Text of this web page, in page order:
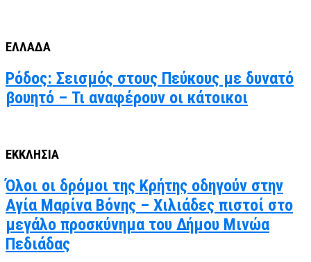
ΕΛΛΑΔΑ
Ρόδος: Σεισμός στους Πεύκους με δυνατό
βουητό – Τι αναφέρουν οι κάτοικοι
ΕΚΚΛΗΣΙΑ
Όλοι οι δρόμοι της Κρήτης οδηγούν στην
Αγία Μαρίνα Βόνης – Χιλιάδες πιστοί στο
μεγάλο προσκύνημα του Δήμου Μινώα
Πεδιάδας